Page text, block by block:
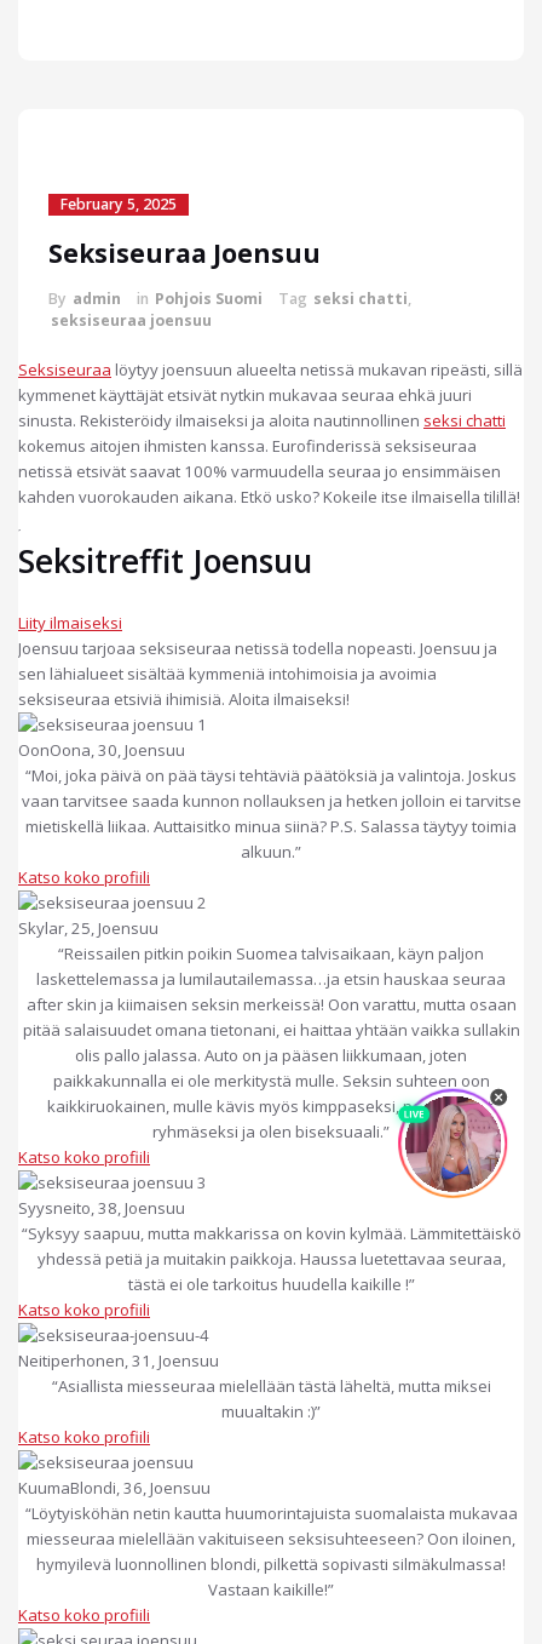
February 5, 2025
Seksiseuraa Joensuu
By admin in Pohjois Suomi Tag seksi chatti,
seksiseuraa joensuu
Seksiseuraa löytyy joensuun alueelta netissä mukavan ripeästi, sillä
kymmenet käyttäjät etsivät nytkin mukavaa seuraa ehkä juuri
sinusta. Rekisteröidy ilmaiseksi ja aloita nautinnollinen seksi chatti
kokemus aitojen ihmisten kanssa. Eurofinderissä seksiseuraa
netissä etsivät saavat 100% varmuudella seuraa jo ensimmäisen
kahden vuorokauden aikana. Etkö usko? Kokeile itse ilmaisella tilillä!
Seksitreffit Joensuu
Liity ilmaiseksi
Joensuu tarjoaa seksiseuraa netissä todella nopeasti. Joensuu ja
sen lähialueet sisältää kymmeniä intohimoisia ja avoimia
seksiseuraa etsiviä ihimisiä. Aloita ilmaiseksi!
OonOona, 30, Joensuu
“Moi, joka päivä on pää täysi tehtäviä päätöksiä ja valintoja. Joskus
vaan tarvitsee saada kunnon nollauksen ja hetken jolloin ei tarvitse
mietiskellä liikaa. Auttaisitko minua siinä? P.S. Salassa täytyy toimia
alkuun.”
Katso koko profiili
Skylar, 25, Joensuu
“Reissailen pitkin poikin Suomea talvisaikaan, käyn paljon
laskettelemassa ja lumilautailemassa…ja etsin hauskaa seuraa
after skin ja kiimaisen seksin merkeissä! Oon varattu, mutta osaan
pitää salaisuudet omana tietonani, ei haittaa yhtään vaikka sullakin
olis pallo jalassa. Auto on ja pääsen liikkumaan, joten
paikkakunnalla ei ole merkitystä mulle. Seksin suhteen oon
kaikkiruokainen, mulle kävis myös kimppaseksi, pariskunnat,
ryhmäseksi ja olen biseksuaali.”
Katso koko profiili
Syysneito, 38, Joensuu
“Syksyy saapuu, mutta makkarissa on kovin kylmää. Lämmitettäiskö
yhdessä petiä ja muitakin paikkoja. Haussa luetettavaa seuraa,
tästä ei ole tarkoitus huudella kaikille !”
Katso koko profiili
Neitiperhonen, 31, Joensuu
“Asiallista miesseuraa mielellään tästä läheltä, mutta miksei
muualtakin :)”
Katso koko profiili
KuumaBlondi, 36, Joensuu
“Löytyisköhän netin kautta huumorintajuista suomalaista mukavaa
miesseuraa mielellään vakituiseen seksisuhteeseen? Oon iloinen,
hymyilevä luonnollinen blondi, pilkettä sopivasti silmäkulmassa!
Vastaan kaikille!”
Katso koko profiili